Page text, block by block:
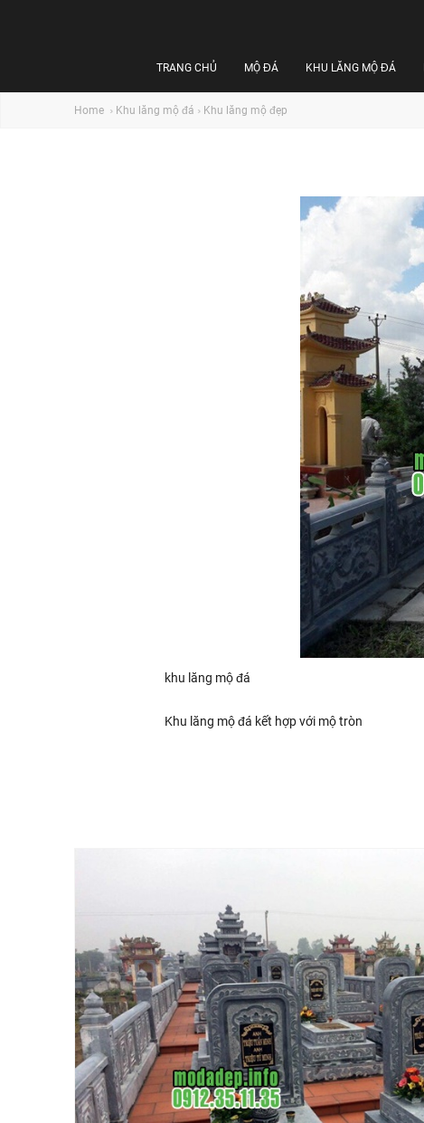
TRANG CHỦ MỘ ĐÁ KHU LĂNG MỘ ĐÁ
Home Khu lăng mộ đá Khu lăng mộ đẹp
khu lăng mộ đá
Khu lăng mộ đá kết hợp với mộ tròn